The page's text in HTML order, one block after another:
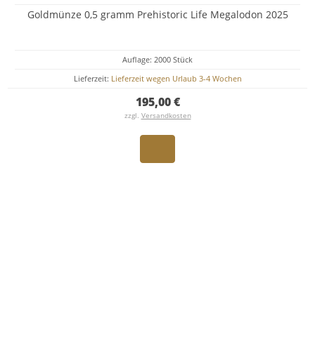
Goldmünze 0,5 gramm Prehistoric Life Megalodon 2025
Auflage: 2000 Stück
Lieferzeit: Lieferzeit wegen Urlaub 3-4 Wochen
195,00 €
zzgl. Versandkosten